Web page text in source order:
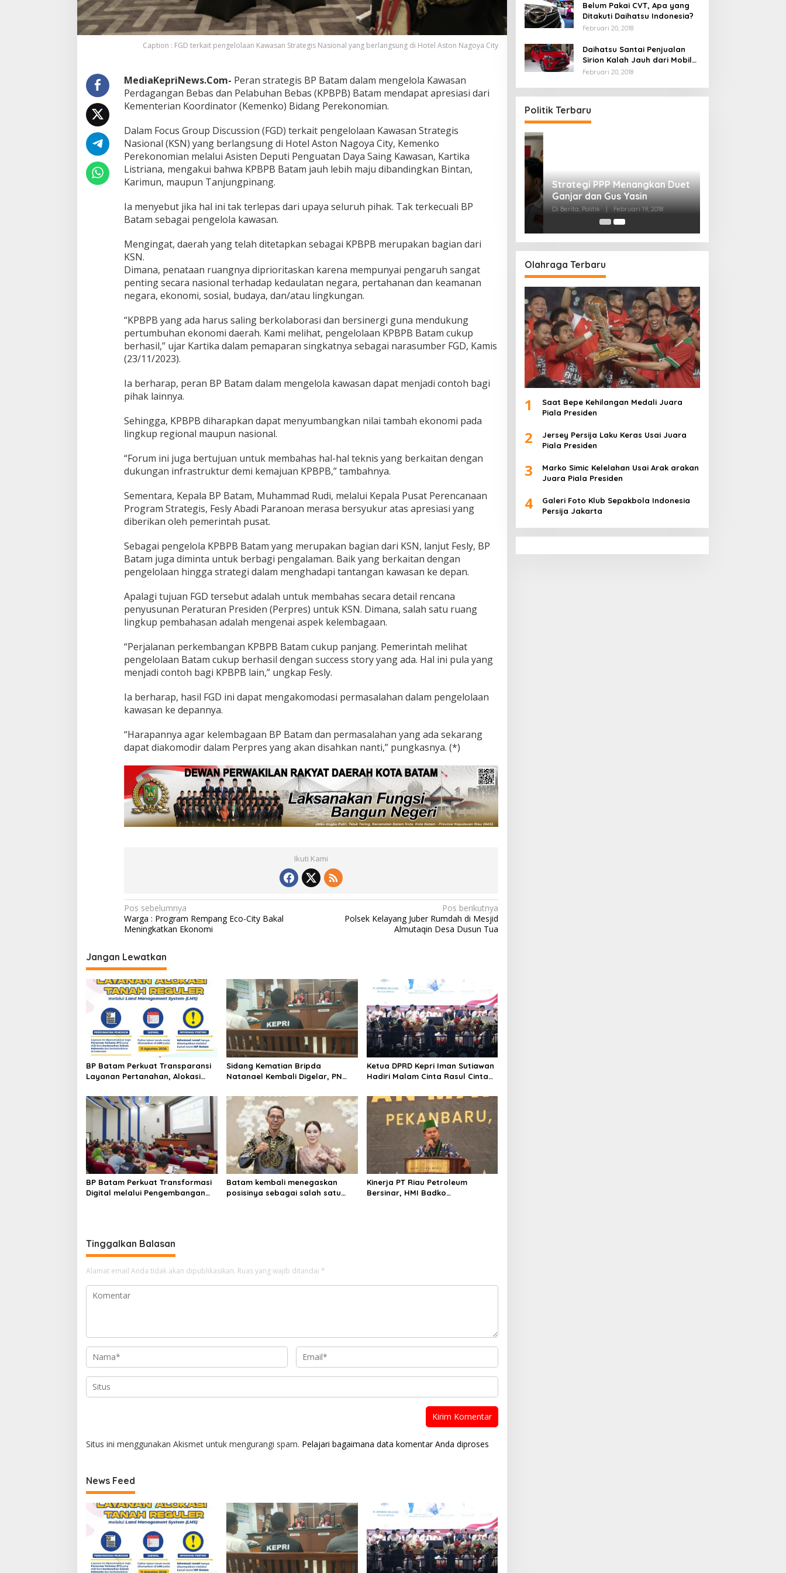
o
n
a
l
e
m
e
n
o
P
e
r
e
k
o
m
a
p
e
a
s
i
P
r
a
n
t
r
t
e
g
s
B
P
B
t
a
m
Caption : FGD terkait pengelolaan Kawasan Strategis Nasional yang berlangsung di Hotel Aston Nagoya City
MediaKepriNews.Com- Peran strategis BP Batam dalam mengelola Kawasan
Perdagangan Bebas dan Pelabuhan Bebas (KPBPB) Batam mendapat apresiasi dari
Kementerian Koordinator (Kemenko) Bidang Perekonomian.
Dalam Focus Group Discussion (FGD) terkait pengelolaan Kawasan Strategis
Nasional (KSN) yang berlangsung di Hotel Aston Nagoya City, Kemenko
Perekonomian melalui Asisten Deputi Penguatan Daya Saing Kawasan, Kartika
Listriana, mengakui bahwa KPBPB Batam jauh lebih maju dibandingkan Bintan,
Karimun, maupun Tanjungpinang.
Ia menyebut jika hal ini tak terlepas dari upaya seluruh pihak. Tak terkecuali BP
Batam sebagai pengelola kawasan.
Mengingat, daerah yang telah ditetapkan sebagai KPBPB merupakan bagian dari
KSN.
Dimana, penataan ruangnya diprioritaskan karena mempunyai pengaruh sangat
penting secara nasional terhadap kedaulatan negara, pertahanan dan keamanan
negara, ekonomi, sosial, budaya, dan/atau lingkungan.
“KPBPB yang ada harus saling berkolaborasi dan bersinergi guna mendukung
pertumbuhan ekonomi daerah. Kami melihat, pengelolaan KPBPB Batam cukup
berhasil,” ujar Kartika dalam pemaparan singkatnya sebagai narasumber FGD, Kamis
(23/11/2023).
Ia berharap, peran BP Batam dalam mengelola kawasan dapat menjadi contoh bagi
pihak lainnya.
Sehingga, KPBPB diharapkan dapat menyumbangkan nilai tambah ekonomi pada
lingkup regional maupun nasional.
“Forum ini juga bertujuan untuk membahas hal-hal teknis yang berkaitan dengan
dukungan infrastruktur demi kemajuan KPBPB,” tambahnya.
Sementara, Kepala BP Batam, Muhammad Rudi, melalui Kepala Pusat Perencanaan
Program Strategis, Fesly Abadi Paranoan merasa bersyukur atas apresiasi yang
diberikan oleh pemerintah pusat.
Sebagai pengelola KPBPB Batam yang merupakan bagian dari KSN, lanjut Fesly, BP
Batam juga diminta untuk berbagi pengalaman. Baik yang berkaitan dengan
pengelolaan hingga strategi dalam menghadapi tantangan kawasan ke depan.
Apalagi tujuan FGD tersebut adalah untuk membahas secara detail rencana
penyusunan Peraturan Presiden (Perpres) untuk KSN. Dimana, salah satu ruang
lingkup pembahasan adalah mengenai aspek kelembagaan.
“Perjalanan perkembangan KPBPB Batam cukup panjang. Pemerintah melihat
pengelolaan Batam cukup berhasil dengan success story yang ada. Hal ini pula yang
menjadi contoh bagi KPBPB lain,” ungkap Fesly.
Ia berharap, hasil FGD ini dapat mengakomodasi permasalahan dalam pengelolaan
kawasan ke depannya.
“Harapannya agar kelembagaan BP Batam dan permasalahan yang ada sekarang
dapat diakomodir dalam Perpres yang akan disahkan nanti,” pungkasnya. (*)
Ikuti Kami
N
a
i
g
a
i
p
o
s
Pos sebelumnya
Warga : Program Rempang Eco-City Bakal
Meningkatkan Ekonomi
Pos berikutnya
Polsek Kelayang Juber Rumdah di Mesjid
Almutaqin Desa Dusun Tua
Jangan Lewatkan
BP Batam Perkuat Transparansi
Layanan Pertanahan, Alokasi
Melalui LMS
Sidang Kematian Bripda
Natanael Kembali Digelar, PN
Kepolisian
Ketua DPRD Kepri Iman Sutiawan
Hadiri Malam Cinta Rasul Cinta
Semangat Persatuan
BP Batam Perkuat Transformasi
Digital melalui Pengembangan
Batam kembali menegaskan
posisinya sebagai salah satu
Kinerja PT Riau Petroleum
Bersinar, HMI Badko
Tinggalkan Balasan
Alamat email Anda tidak akan dipublikasikan. Ruas yang wajib ditandai *
Situs ini menggunakan Akismet untuk mengurangi spam. Pelajari bagaimana data komentar Anda diproses
News Feed
Belum Pakai CVT, Apa yang
Ditakuti Daihatsu Indonesia?
Februari 20, 2018
Daihatsu Santai Penjualan
Sirion Kalah Jauh dari Mobil
LCGC
Februari 20, 2018
Politik Terbaru
Di Berita, Politik | Februari 19, 2018
Strategi PPP Menangkan Duet
Ganjar dan Gus Yasin
Di Berita, Politik | Februari 19, 2018
Olahraga Terbaru
1
Saat Bepe Kehilangan Medali Juara
Piala Presiden
2
Jersey Persija Laku Keras Usai Juara
Piala Presiden
3
Marko Simic Kelelahan Usai Arak arakan
Juara Piala Presiden
4
Galeri Foto Klub Sepakbola Indonesia
Persija Jakarta